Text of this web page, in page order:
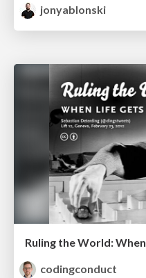
jonyablonski
Ruling the World:
codingconduct